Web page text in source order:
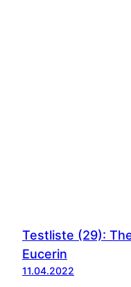
Testliste (29):
Eucerin
11.04.2022